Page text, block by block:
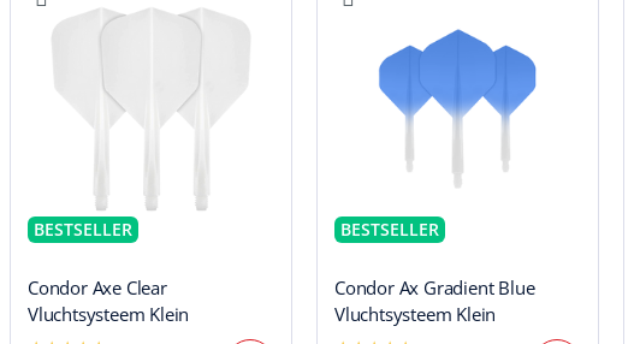
BESTSELLER
Condor Axe Clear
Vluchtsysteem Klein
BESTSELLER
Condor Ax Gradient Blue
Vluchtsysteem Klein